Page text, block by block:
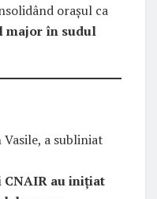
orașul ca
major în sudul
Vasile, a subliniat
CNAIR au iniţiat